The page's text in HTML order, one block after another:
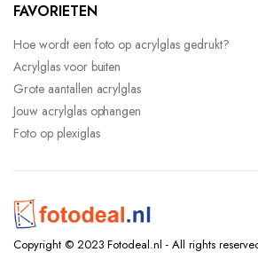
FAVORIETEN
Hoe wordt een foto op acrylglas gedrukt?
Acrylglas voor buiten
Grote aantallen acrylglas
Jouw acrylglas ophangen
Foto op plexiglas
Copyright © 2023 Fotodeal.nl - All rights